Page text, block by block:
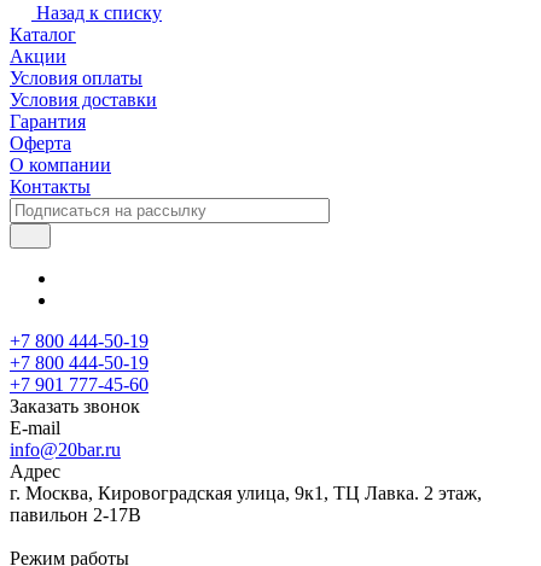
Назад к списку
Каталог
Акции
Условия оплаты
Условия доставки
Гарантия
Оферта
О компании
Контакты
+7 800 444-50-19
+7 800 444-50-19
+7 901 777-45-60
Заказать звонок
E-mail
info@20bar.ru
Адрес
г. Москва, Кировоградская улица, 9к1, ТЦ Лавка. 2 этаж,
павильон 2-17В
Режим работы